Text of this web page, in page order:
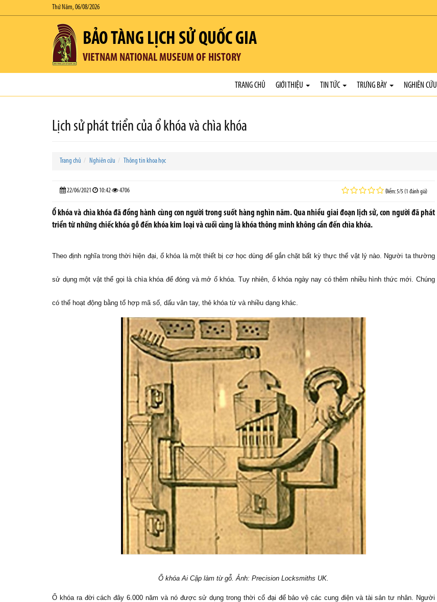
Thứ Năm, 06/08/2026
BẢO TÀNG LỊCH SỬ QUỐC GIA
VIETNAM NATIONAL MUSEUM OF HISTORY
TRANG CHỦ GIỚI THIỆU TIN TỨC TRƯNG BÀY NGHIÊN CỨU
Lịch sử phát triển của ổ khóa và chìa khóa
Trang chủ Nghiên cứu Thông tin khoa học
22/06/2021 10:42 4706 Điểm: 5/5 (1 đánh giá)
Ổ khóa và chìa khóa đã đồng hành cùng con người trong suốt hàng nghìn năm. Qua nhiều giai đoạn lịch sử, con người đã phát
triển từ những chiếc khóa gỗ đến khóa kim loại và cuối cùng là khóa thông minh không cần đến chìa khóa.
Theo định nghĩa trong thời hiện đại, ổ khóa là một thiết bị cơ học dùng để gắn chặt bất kỳ thực thể vật lý nào. Người ta thường
sử dụng một vật thể gọi là chìa khóa để đóng và mở ổ khóa. Tuy nhiên, ổ khóa ngày nay có thêm nhiều hình thức mới. Chúng
có thể hoạt động bằng tổ hợp mã số, dấu vân tay, thẻ khóa từ và nhiều dạng khác.
Ổ khóa Ai Cập làm từ gỗ. Ảnh: Precision Locksmiths UK.
Ổ khóa ra đời cách đây 6.000 năm và nó được sử dụng trong thời cổ đại để bảo vệ các cung điện và tài sản tư nhân. Người